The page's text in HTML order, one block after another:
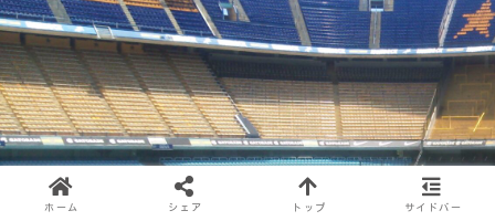
ホーム シェア トップ サイドバー